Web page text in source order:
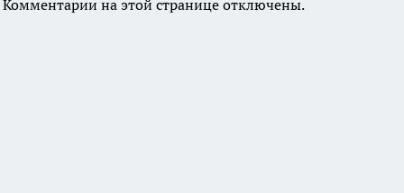
Комментарии на этой странице отключены.